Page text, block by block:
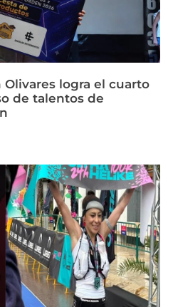
logra el cuarto
de talentos de